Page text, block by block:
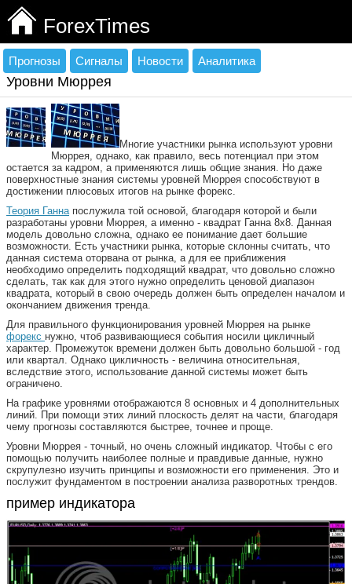
ForexTimes
Прогнозы Сигналы Новости Аналитика
Уровни Мюррея
Многие участники рынка используют уровни
Мюррея, однако, как правило, весь потенциал при этом
остается за кадром, а применяются лишь общие знания. Но даже
поверхностные знания системы уровней Мюррея способствуют в
достижении плюсовых итогов на рынке форекс.
Теория Ганна послужила той основой, благодаря которой и были
разработаны уровни Мюррея, а именно - квадрат Ганна 8х8. Данная
модель довольно сложна, однако ее понимание дает большие
возможности. Есть участники рынка, которые склонны считать, что
данная система оторвана от рынка, а для ее приближения
необходимо определить подходящий квадрат, что довольно сложно
сделать, так как для этого нужно определить ценовой диапазон
квадрата, который в свою очередь должен быть определен началом и
окончанием движения тренда.
Для правильного функционирования уровней Мюррея на рынке
форекс нужно, чтоб развивающиеся события носили цикличный
характер. Промежуток времени должен быть довольно большой - год
или квартал. Однако цикличность - величина относительная,
вследствие этого, использование данной системы может быть
ограничено.
На графике уровнями отображаются 8 основных и 4 дополнительных
линий. При помощи этих линий плоскость делят на части, благодаря
чему прогнозы составляются быстрее, точнее и проще.
Уровни Мюррея - точный, но очень сложный индикатор. Чтобы с его
помощью получить наиболее полные и правдивые данные, нужно
скрупулезно изучить принципы и возможности его применения. Это и
послужит фундаментом в построении анализа разворотных трендов.
пример индикатора